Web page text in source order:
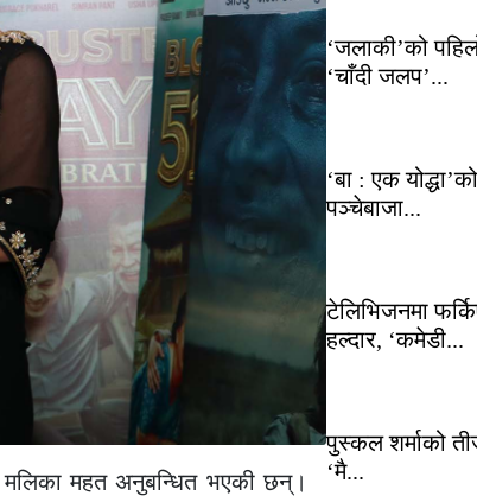
मलिका महत अनुबन्धित भएकी छन्।
‘जलाकी’को
‘चाँदी जलप’...
‘बा : एक योद्धा’को
पञ्चेबाजा...
टेलिभिजनमा
हल्दार, ‘कमेडी...
पुस्कल शर्माको
‘मै...